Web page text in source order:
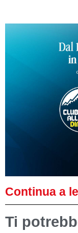
Continua a
Ti